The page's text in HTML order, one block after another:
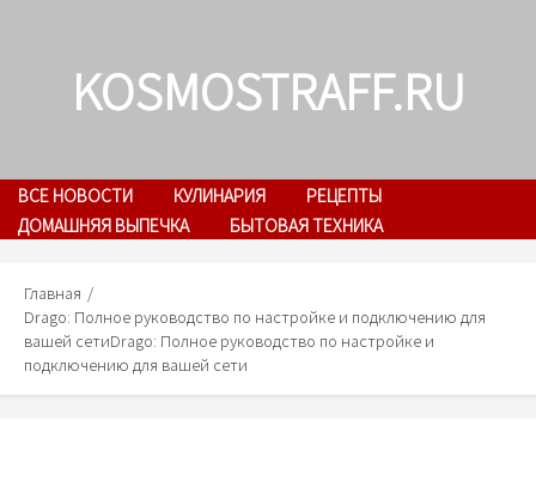
KOSMOSTRAFF.RU
ВСЕ НОВОСТИ КУЛИНАРИЯ
РЕЦЕПТЫ
ДОМАШНЯЯ ВЫПЕЧКА
БЫТОВАЯ ТЕХНИКА
Главная
Drago: Полное руководство по настройке и подключению для
вашей сетиDrago: Полное руководство по настройке и
подключению для вашей сети